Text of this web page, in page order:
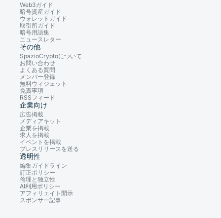
Web3ガイド
暗号資産ガイド
ウォレットガイド
取引所ガイド
暗号用語集
ニュースレター
その他
SpazioCryptoについて
お問い合わせ
よくある質問
メンバー登録
無料ウィジェット
免責事項
RSSフィード
企業向け
広告掲載
メディアキット
企業を掲載
求人を掲載
イベントを掲載
プレスリリースを送る
透明性
編集ガイドライン
訂正ポリシー
倫理と独立性
AI利用ポリシー
アフィリエイト開示
スポンサー記事